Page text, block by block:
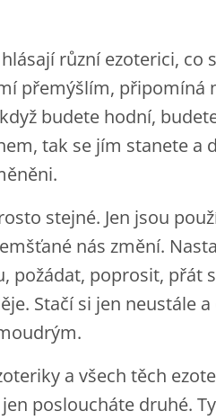
různí ezoterici, co
přemýšlím, připomíná
budete hodní,
tak se jím stanete a
stejné. Jen jsou
nás změní.
požádat, poprosit, přát
Stačí si jen neustále
a všech těch
posloucháte druhé.